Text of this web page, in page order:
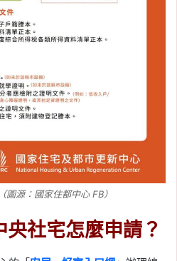
源：國家住都中心 FB）
社宅怎麼申請？